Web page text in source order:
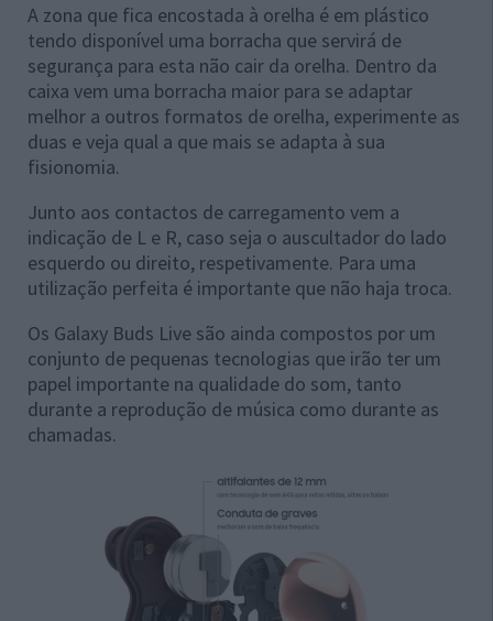
A zona que fica encostada à orelha é em plástico
tendo disponível uma borracha que servirá de
segurança para esta não cair da orelha. Dentro da
caixa vem uma borracha maior para se adaptar
melhor a outros formatos de orelha, experimente as
duas e veja qual a que mais se adapta à sua
fisionomia.
Junto aos contactos de carregamento vem a
indicação de L e R, caso seja o auscultador do lado
esquerdo ou direito, respetivamente. Para uma
utilização perfeita é importante que não haja troca.
Os Galaxy Buds Live são ainda compostos por um
conjunto de pequenas tecnologias que irão ter um
papel importante na qualidade do som, tanto
durante a reprodução de música como durante as
chamadas.